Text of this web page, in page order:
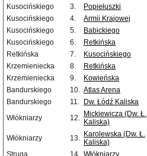
Kusocińskiego
3. Popiełuszki
Kusocińskiego
4. Armii Krajowej
Kusocińskiego
5. Babickiego
Kusocińskiego
6. Retkińska
Retkińska
7. Kusocińskiego
Krzemieniecka
8. Retkińska
Krzemieniecka
9. Kowieńska
Bandurskiego
10. Atlas Arena
Bandurskiego
11. Dw. Łódź Kaliska
Włókniarzy
12. Mickiewicza (Dw. Ł.
Kaliska)
Włókniarzy 13. Karolewska (Dw. Ł.
Kaliska)
Struga 14. Włókniarzy